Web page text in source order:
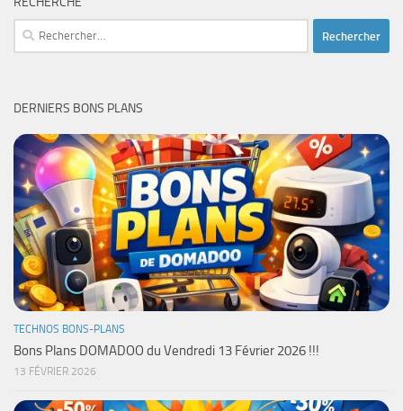
Rechercher :
DERNIERS BONS PLANS
TECHNOS BONS-PLANS
Bons Plans DOMADOO du Vendredi 13 Février 2026 !!!
13 FÉVRIER 2026